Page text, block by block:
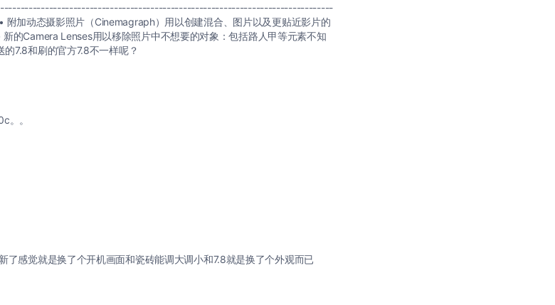
加动态摄影照片（Cinemagraph）用以创建混合、图片以及更贴近影片的
的Camera Lenses用以移除照片中不想要的对象：包括路人甲等元素不知
7.8和刷的官方7.8不一样呢？
。。
了感觉就是换了个开机画面和瓷砖能调大调小和7.8就是换了个外观而已